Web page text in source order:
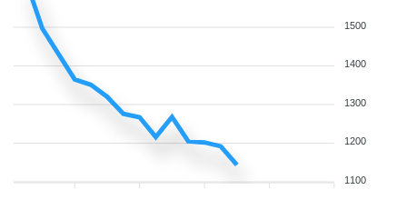
1500
1400
1300
1200
1100